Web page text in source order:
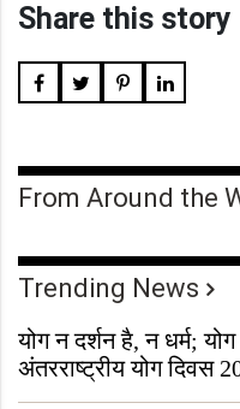
Share this story
From Around the
Trending News
योग न दर्शन है, न धर्म;
अंतरराष्ट्रीय योग दिवस